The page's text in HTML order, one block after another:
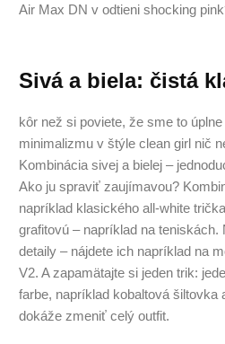
Air Max DN v odtieni shocking
Sivá a biela: čistá
kôr než si poviete, že sme to
minimalizmu v štýle clean girl nič
Kombinácia sivej a bielej –
Ako ju spraviť zaujímavou?
napríklad klasického all-white
grafitovú – napríklad na teniskách.
detaily – nájdete ich napríklad na
V2. A zapamätajte si jeden trik:
farbe, napríklad kobaltová šiltovka
dokáže zmeniť celý outfit.